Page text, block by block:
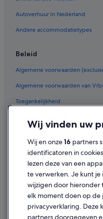
Autoverhuur in Nederland
Andere accommodatietypes
Beleid
Algemene voorwaarden
Algemene voorwaarden van
Toegankelijkheid
Gebruiksvoorwaarden
Juridische informatie/Contact
Inhoudsrichtlijnen en inhoud
Wij vinden uw
Wij en onze16 partners
identificatoren in
lezen deze van een
te verwerken. Je kunt
wijzigen door hieronder
elk moment doen op de
privacyverklaring. Deze
partners doorgegeven